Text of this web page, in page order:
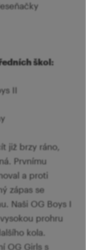
škol:
II
již brzy ráno,
Prvnímu
a proti
zápas se
Naši OG Boys I
prohru
kola.
OG Girls s